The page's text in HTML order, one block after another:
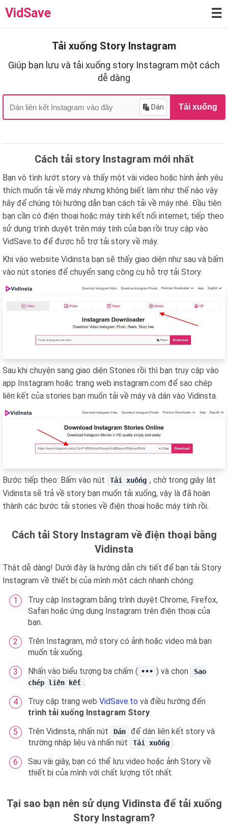
VidSave ☰
Tải xuống Story Instagram
Giúp bạn lưu và tải xuống story Instagram một cách
dễ dàng
Dán Tải xuống
Cách tải story Instagram mới nhất
Bạn vô tình lướt story và thấy một vài video hoặc hình ảnh yêu
thích muốn tải về máy nhưng không biết làm như thế nào vậy
hãy để chúng tôi hướng dẫn bạn cách tải về máy nhé. Đầu tiên
bạn cần có điện thoại hoặc máy tính kết nối internet, tiếp theo
sử dụng trình duyệt trên máy tính của bạn rồi truy cập vào
VidSave.to để được hỗ trợ tải story về máy.
Khi vào website Vidinsta bạn sẽ thấy giao diện như sau và bấm
vào nút stories để chuyển sang công cụ hỗ trợ tải Story.
Sau khi chuyện sang giao diện Stories rồi thì bạn truy cập vào
app Instagram hoặc trang web instagram.com để sao chép
liên kết của stories bạn muốn tải về máy và dán vào Vidinsta.
Bước tiếp theo: Bấm vào nút Tải xuống , chờ trong giây lát
Vidinsta sẽ trả về story bạn muốn tải xuống, vậy là đã hoàn
thành các bước tải stories về điện thoại hoặc máy tính rồi.
Cách tải Story Instagram về điện thoại bằng
Vidinsta
Thật dễ dàng! Dưới đây là hướng dẫn chi tiết để bạn tải Story
Instagram về thiết bị của mình một cách nhanh chóng:
Truy cập Instagram bằng trình duyệt Chrome, Firefox,
Safari hoặc ứng dụng Instagram trên điện thoại của
bạn.
Trên Instagram, mở story có ảnh hoặc video mà bạn
muốn tải xuống.
Nhấn vào biểu tượng ba chấm ( ••• ) và chọn
Sao
chép liên kết .
Truy cập trang web VidSave.to và điều hướng đến
trình tải xuống Instagram Story.
Trên Vidinsta, nhấn nút
Dán
để dán liên kết story và
trường nhập liệu và nhấn nút
Tải xuống .
Sau vài giây, bạn có thể lưu video hoặc ảnh Story về
thiết bị của mình với chất lượng tốt nhất.
Tại sao bạn nên sử dụng Vidinsta để tải xuống
Story Instagram?